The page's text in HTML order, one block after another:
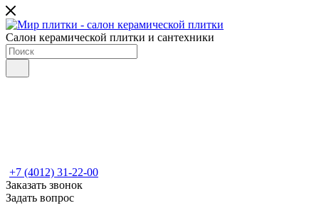
Салон керамической плитки и сантехники
+7 (4012) 31-22-00
Заказать звонок
Задать вопрос